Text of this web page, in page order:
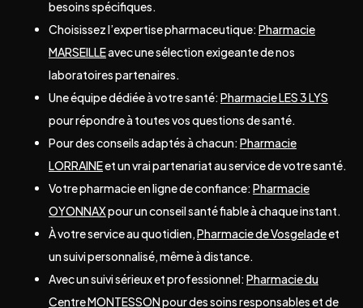
besoins spécifiques.
Choisissez l’expertise pharmaceutique: Pharmacie
MARSEILLEavec une sélection exigeante de nos
laboratoires partenaires.
Une équipe dédiée à votre santé: Pharmacie LES 3 LYS
pour répondre à toutes vos questions de santé.
Pour des conseils adaptés à chacun: Pharmacie
LORRAINEet un vrai partenariat au service de votre santé.
Votre pharmacie en ligne de confiance: Pharmacie
OYONNAXpour un conseil santé fiable à chaque instant.
À votre service au quotidien,Pharmacie de Vosgeladeet
un suivi personnalisé, même à distance.
Avec un suivi sérieux et professionnel: Pharmacie du
Centre MONTESSONpour des soins responsables et de